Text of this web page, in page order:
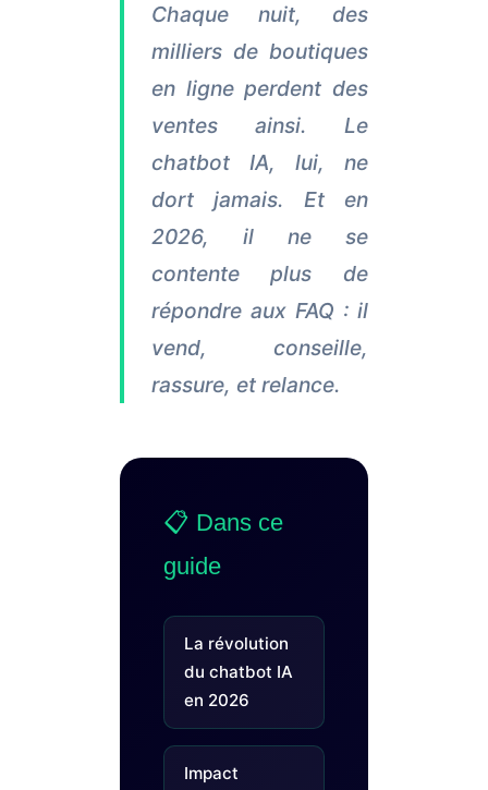
Chaque nuit, des
milliers de boutiques
en ligne perdent des
ventes ainsi. Le
chatbot IA, lui, ne
dort jamais. Et en
2026, il ne se
contente plus de
répondre aux FAQ : il
vend, conseille,
rassure, et relance.
📋 Dans ce
guide
La révolution
du chatbot IA
en 2026
Impact